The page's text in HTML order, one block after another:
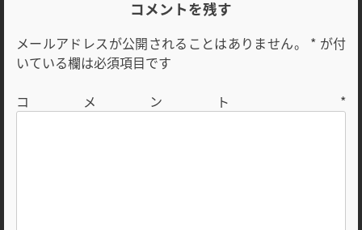
ー
シ
ン
コメントを残す
メールアドレスが公開されることはありません。 * が付
いている欄は必須項目です
コメント *